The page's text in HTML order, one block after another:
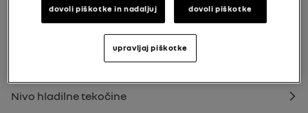
Nivo hladilne tekočine
dovoli piškotke in nadaljuj dovoli piškotke
upravljaj piškotke